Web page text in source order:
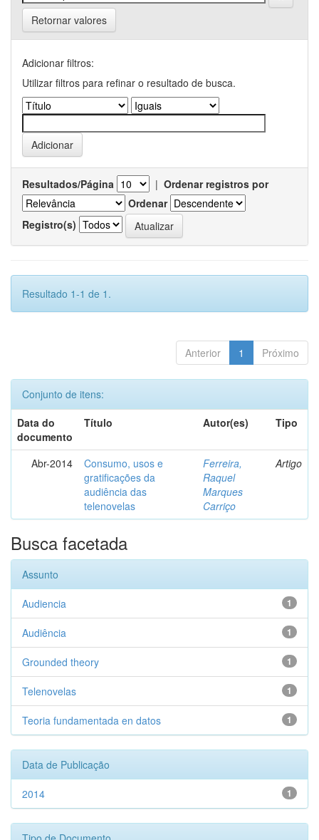
Retornar valores
Adicionar filtros:
Utilizar filtros para refinar o resultado de busca.
Resultados/Página | Ordenar registros por
Ordenar
Registro(s)
Resultado 1-1 de 1.
Anterior 1 Próximo
Conjunto de itens:
Data do
documento
Título Autor(es) Tipo
Abr-2014
Consumo, usos e
gratificações da
audiência das
telenovelas
Ferreira,
Raquel
Marques
Carriço
Artigo
Busca facetada
Assunto
1
Audiencia
1
Audiência
1
Grounded theory
1
Telenovelas
1
Teoria fundamentada en datos
Data de Publicação
1
2014